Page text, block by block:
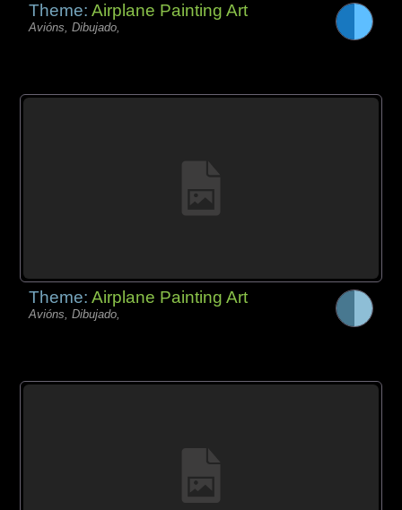
Theme:Airplane Painting Art
Avións, Dibujado,
Theme:Airplane Painting Art
Avións, Dibujado,